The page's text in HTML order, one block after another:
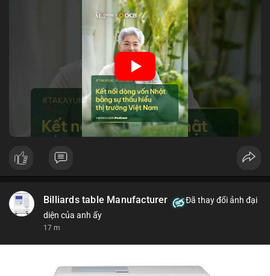
Kết nối này không chỉ tạo cơ hội tăng trưởng cho Việt Nam mà
còn tạo ra động lực cho thị trường crypto địa phương khi các
nhà đầu tư đa quốc gia tìm kiếm cơ hội đa dạng. Các yếu tố
như chính sách tài chính Việt Nam, xu hướng đầu tư ESG, và
ổn định thị trường sẽ ảnh hưởng trực tiếp đến lưu lượng vốn
nhập khẩu từ Nhật Bản. Bài cũng nhấn mạnh vai trò của thông
tin thị trường chính xác trong việc giảm rủi ro khi kết nối các
thị trường khác nhau.
🎥 Xem video trực tiếp tại:
Billiards table Manufacturer
Đã thay đổi ảnh đại
diện của anh ấy
17 m